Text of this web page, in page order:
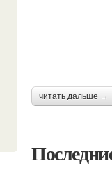
читать дальше →